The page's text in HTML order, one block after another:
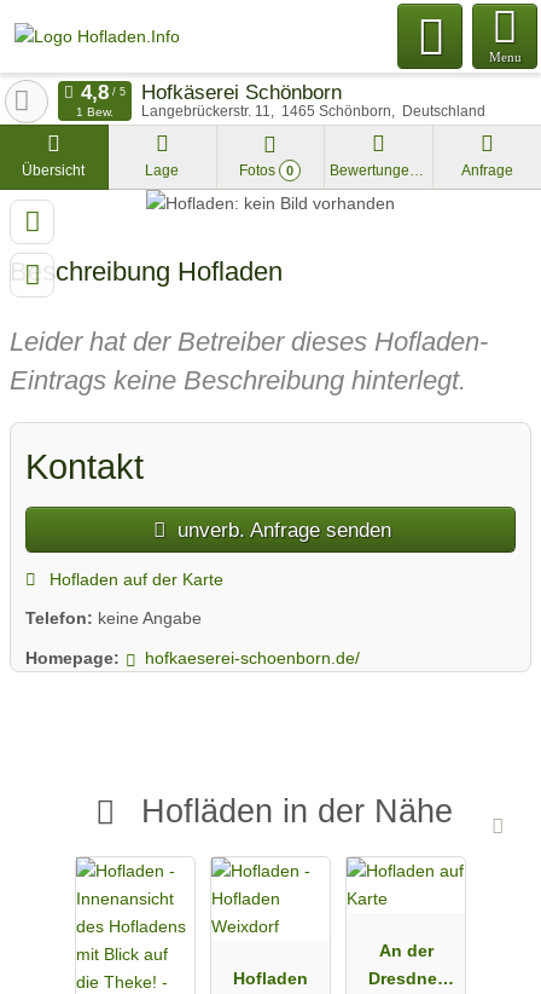
Menu
Hofkäserei Schönborn
Langebrückerstr. 11 1465 Schönborn Deutschland
1 Bew.
Übersicht Lage Fotos 0 Bewertungen Anfrage
Beschreibung Hofladen
Leider hat der Betreiber dieses Hofladen-
Eintrags keine Beschreibung hinterlegt.
Kontakt
unverb. Anfrage senden
Hofladen auf der Karte
Telefon: keine Angabe
Homepage: hofkaeserei-schoenborn.de/
Hofläden in der Nähe
Hofladen
An der
Dresdner